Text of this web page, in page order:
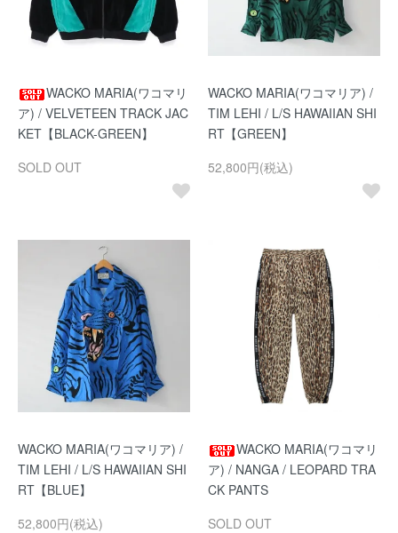
WACKO MARIA(ワコマリ
ア) / VELVETEEN TRACK JAC
KET【BLACK-GREEN】
SOLD OUT
WACKO MARIA(ワコマリア) /
TIM LEHI / L/S HAWAIIAN SHI
RT【GREEN】
52,800円(税込)
WACKO MARIA(ワコマリア) /
TIM LEHI / L/S HAWAIIAN SHI
RT【BLUE】
52,800円(税込)
WACKO MARIA(ワコマリ
ア) / NANGA / LEOPARD TRA
CK PANTS
SOLD OUT